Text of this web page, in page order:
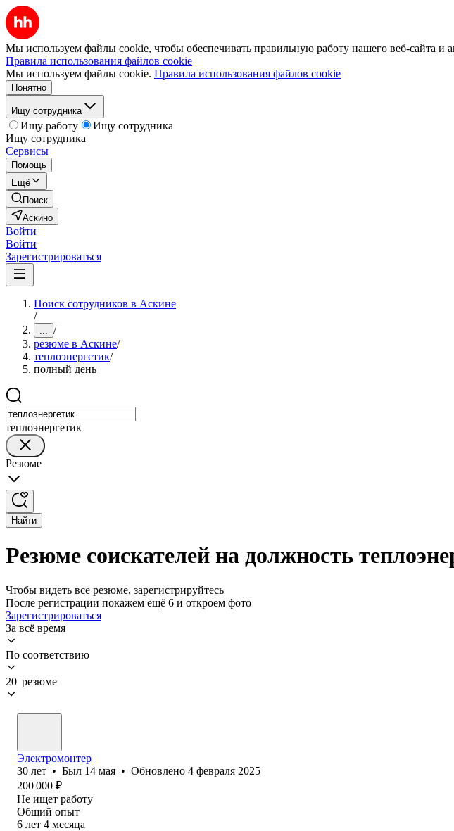
Мы используем файлы cookie, чтобы обеспечивать правильную работу нашего веб-сайта и
Правила использования файлов cookie
Мы используем файлы cookie. Правила использования файлов cookie
Понятно
Ищу сотрудника
Ищу работу
Ищу сотрудника
Ищу сотрудника
Сервисы
Помощь
Ещё
Поиск
Аскино
Войти
Войти
Зарегистрироваться
Поиск сотрудников в Аскине
/
... /
резюме в Аскине/
теплоэнергетик/
полный день
теплоэнергетик
Резюме
Найти
Резюме соискателей на должность
Чтобы видеть все резюме, зарегистрируйтесь
После регистрации покажем ещё 6 и откроем фото
Зарегистрироваться
За всё время
По соответствию
20 резюме
Электромонтер
30 лет • Был 14 мая • Обновлено 4 февраля 2025
200 000 ₽
Не ищет работу
Общий опыт
6 лет 4 месяца